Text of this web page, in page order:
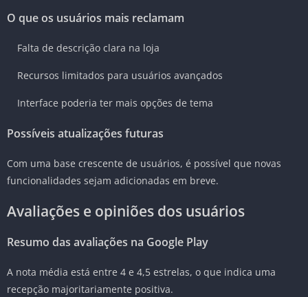
O que os usuários mais reclamam
Falta de descrição clara na loja
Recursos limitados para usuários avançados
Interface poderia ter mais opções de tema
Possíveis atualizações futuras
Com uma base crescente de usuários, é possível que novas
funcionalidades sejam adicionadas em breve.
Avaliações e opiniões dos usuários
Resumo das avaliações na Google Play
A nota média está entre 4 e 4,5 estrelas, o que indica uma
recepção majoritariamente positiva.